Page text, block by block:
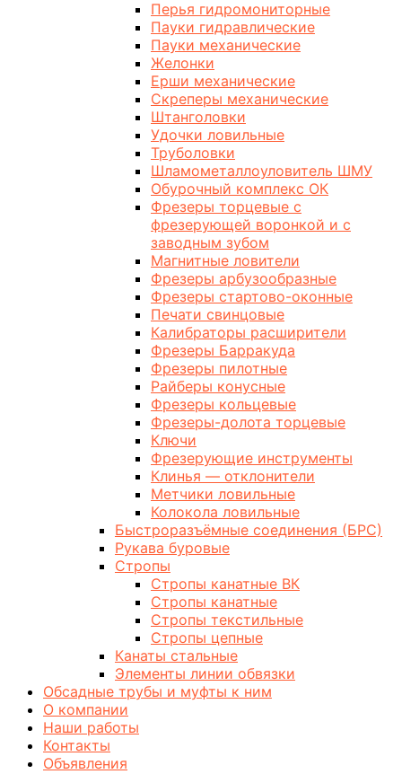
Перья гидромониторные
Пауки гидравлические
Пауки механические
Желонки
Ерши механические
Скреперы механические
Штанголовки
Удочки ловильные
Труболовки
Шламометаллоуловитель ШМУ
Обурочный комплекс ОК
Фрезеры торцевые с
фрезерующей воронкой и с
заводным зубом
Магнитные ловители
Фрезеры арбузообразные
Фрезеры стартово-оконные
Печати свинцовые
Калибраторы расширители
Фрезеры Барракуда
Фрезеры пилотные
Райберы конусные
Фрезеры кольцевые
Фрезеры-долота торцевые
Ключи
Фрезерующие инструменты
Клинья — отклонители
Метчики ловильные
Колокола ловильные
Быстроразъёмные соединения (БРС)
Рукава буровые
Стропы
Стропы канатные ВК
Стропы канатные
Стропы текстильные
Стропы цепные
Канаты стальные
Элементы линии обвязки
Обсадные трубы и муфты к ним
О компании
Наши работы
Контакты
Объявления